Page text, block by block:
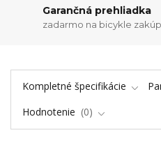
Garančná prehliadka
zadarmo na bicykle
Kompletné špecifikácie
Hodnotenie
0